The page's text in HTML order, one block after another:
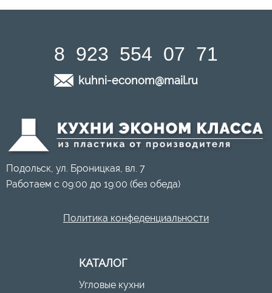
Подольск, ул. Броницкая, вл. 7
Работаем с 09:00 до 19:00 (без обеда)
Политика конфеденциальности
КАТАЛОГ
Угловые кухни
8 923 554 07 71
kuhni-econom@mail.ru